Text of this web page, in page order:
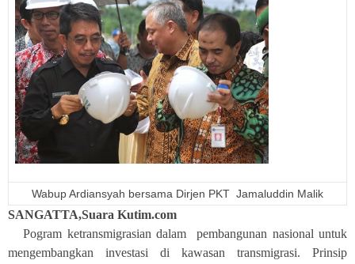
Wabup Ardiansyah bersama Dirjen PKT Jamaluddin Malik
SANGATTA,Suara Kutim.com
Pogram ketransmigrasian dalam pembangunan nasional untuk
mengembangkan investasi di kawasan transmigrasi. Prinsip